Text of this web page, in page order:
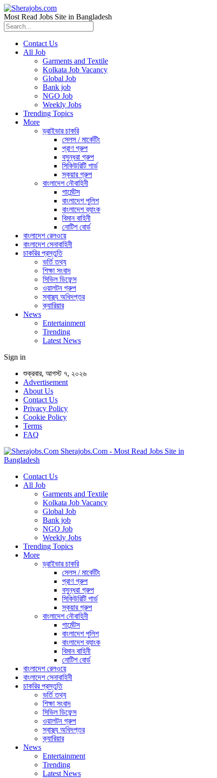
Most Read Jobs Site in Bangladesh
Contact Us
All Job
Garments and Textile
Kolkata Job Vacancy
Global Job
Bank job
NGO Job
Weekly Jobs
Trending Topics
More
ড্রাইভার চাকরি
সেলস / মার্কেটিং
প্রাণ গ্রুপ
বসুন্ধরা গ্রুপ
সিকিউরিটি গার্ড
স্কয়ার গ্রুপ
বাংলাদেশ নৌবাহিনী
গার্মেন্টস
বাংলাদেশ পুলিশ
বাংলাদেশ ব্যাংক
বিমান বাহিনী
নোটিশ বোর্ড
বাংলাদেশ রেলওয়ে
বাংলাদেশ সেনাবাহিনী
চাকরির প্রস্তুতি
ভর্তি তথ্য
শিক্ষা সংবাদ
সিভিল ডিফেন্স
ওয়ালটন গ্রুপ
স্বাস্থ্য অধিদপ্তর
ক্যারিয়ার
News
Entertainment
Trending
Latest News
Sign in
শুক্রবার, আগস্ট ৭, ২০২৬
Advertisement
About Us
Contact Us
Privacy Policy
Cookie Policy
Terms
FAQ
Sherajobs.Com - Most Read Jobs Site in
Bangladesh
Contact Us
All Job
Garments and Textile
Kolkata Job Vacancy
Global Job
Bank job
NGO Job
Weekly Jobs
Trending Topics
More
ড্রাইভার চাকরি
সেলস / মার্কেটিং
প্রাণ গ্রুপ
বসুন্ধরা গ্রুপ
সিকিউরিটি গার্ড
স্কয়ার গ্রুপ
বাংলাদেশ নৌবাহিনী
গার্মেন্টস
বাংলাদেশ পুলিশ
বাংলাদেশ ব্যাংক
বিমান বাহিনী
নোটিশ বোর্ড
বাংলাদেশ রেলওয়ে
বাংলাদেশ সেনাবাহিনী
চাকরির প্রস্তুতি
ভর্তি তথ্য
শিক্ষা সংবাদ
সিভিল ডিফেন্স
ওয়ালটন গ্রুপ
স্বাস্থ্য অধিদপ্তর
ক্যারিয়ার
News
Entertainment
Trending
Latest News